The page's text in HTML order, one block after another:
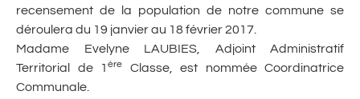
recensement de la population de notre commune se
déroulera du 19 janvier au 18 février 2017.
Madame Evelyne LAUBIES, Adjoint Administratif
Territorial de 1 ère
Classe, est nommée Coordinatrice
Communale.